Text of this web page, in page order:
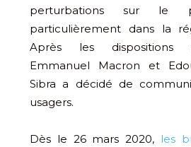
perturbations sur le
particulièrement dans la
Après les dispositions
Emmanuel Macron et
Sibra a décidé de
usagers.
Dès le 26 mars 2020, les